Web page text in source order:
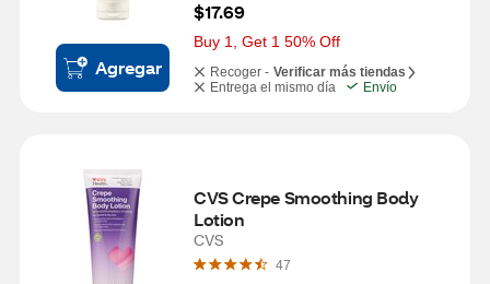
Agregar
$17.69
Buy 1, Get 1 50% Off
Recoger - Verificar más tiendas
Entrega el mismo día
Envío
CVS Crepe Smoothing Body
Lotion
CVS
47